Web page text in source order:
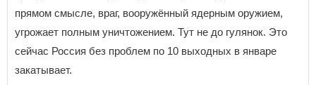
прямом смысле, враг, вооружённый ядерным оружием,
угрожает полным уничтожением. Тут не до гулянок. Это
сейчас Россия без проблем по 10 выходных в январе
закатывает.